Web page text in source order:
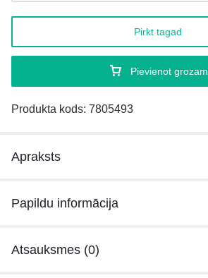
Pievienot grozam
Pirkt tagad
Produkta kods: 7805493
Apraksts
Papildu informācija
Atsauksmes (0)